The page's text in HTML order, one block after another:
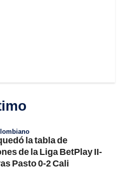
la tabla de
de la Liga BetPlay II-
Pasto 0-2 Cali